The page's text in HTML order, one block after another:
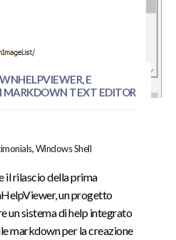
E
TEXT EDITOR
,Windows Shell
il rilascio della prima
un progetto
un sistema di help integrato
markdown per la creazione